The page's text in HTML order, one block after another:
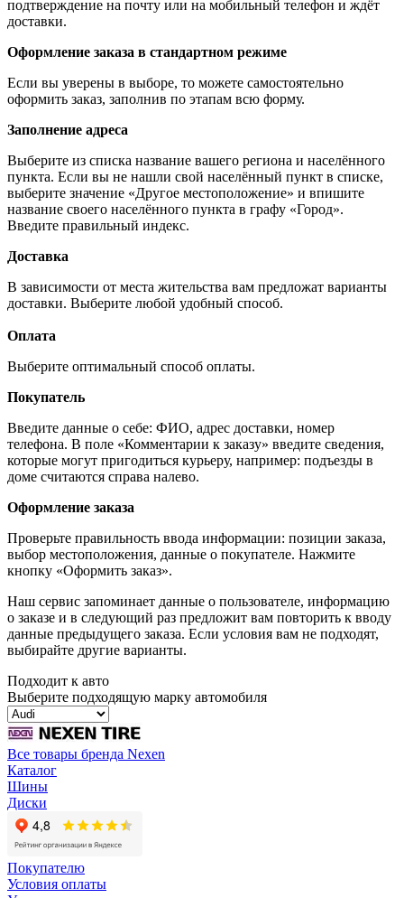
подтверждение на почту или на мобильный телефон и ждёт
доставки.
Оформление заказа в стандартном режиме
Если вы уверены в выборе, то можете самостоятельно
оформить заказ, заполнив по этапам всю форму.
Заполнение адреса
Выберите из списка название вашего региона и населённого
пункта. Если вы не нашли свой населённый пункт в списке,
выберите значение «Другое местоположение» и впишите
название своего населённого пункта в графу «Город».
Введите правильный индекс.
Доставка
В зависимости от места жительства вам предложат варианты
доставки. Выберите любой удобный способ.
Оплата
Выберите оптимальный способ оплаты.
Покупатель
Введите данные о себе: ФИО, адрес доставки, номер
телефона. В поле «Комментарии к заказу» введите сведения,
которые могут пригодиться курьеру, например: подъезды в
доме считаются справа налево.
Оформление заказа
Проверьте правильность ввода информации: позиции заказа,
выбор местоположения, данные о покупателе. Нажмите
кнопку «Оформить заказ».
Наш сервис запоминает данные о пользователе, информацию
о заказе и в следующий раз предложит вам повторить к вводу
данные предыдущего заказа. Если условия вам не подходят,
выбирайте другие варианты.
Подходит к авто
Выберите подходящую марку автомобиля
Все товары бренда Nexen
Каталог
Шины
Диски
Покупателю
Условия оплаты